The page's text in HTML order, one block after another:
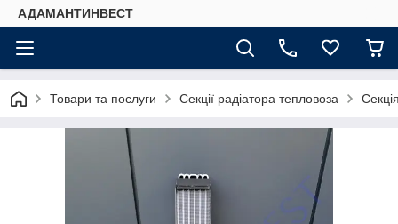
АДАМАНТИНВЕСТ
Товари та послуги Секції радіатора тепловоза